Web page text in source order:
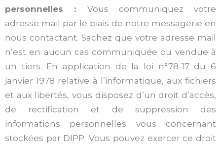
personnelles : Vous communiquez votre
adresse mail par le biais de notre messagerie en
nous contactant. Sachez que votre adresse mail
n’est en aucun cas communiquée ou vendue à
un tiers. En application de la loi n°78-17 du 6
janvier 1978 relative à l’informatique, aux fichiers
et aux libertés, vous disposez d’un droit d’accès,
de rectification et de suppression des
informations personnelles vous concernant
stockées par DIPP. Vous pouvez exercer ce droit